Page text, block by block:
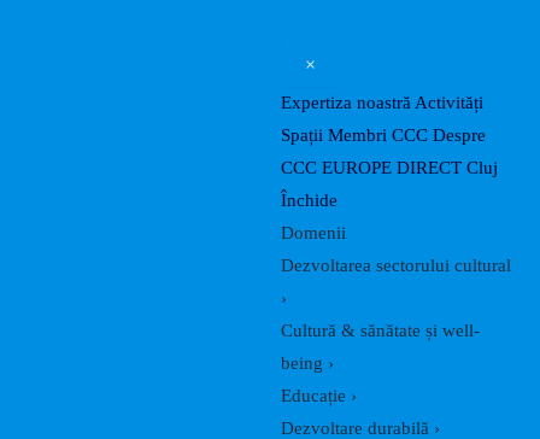
×
Expertiza noastră Activități
Spații Membri CCC Despre
CCC EUROPE DIRECT Cluj
Închide
Domenii
Dezvoltarea sectorului cultural
›
Cultură & sănătate și well-
being ›
Educație ›
Dezvoltare durabilă ›